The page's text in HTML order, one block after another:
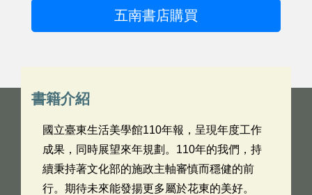
五南書店購買
書籍介紹
國立臺東生活美學館110年報，呈現年度工作
成果，同時展望來年規劃。110年的我們，持
續秉持著文化部的施政主軸審慎而穩健的前
行。期待未來能發揚更多屬於花東的美好。